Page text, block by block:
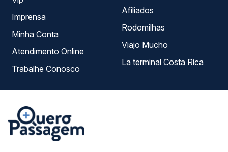
Imprensa
Minha Conta
Atendimento Online
Trabalhe Conosco
Afiliados
Rodomilhas
Viajo Mucho
La terminal Costa Rica